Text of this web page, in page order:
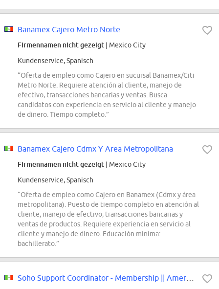
Banamex Cajero Metro Norte
Firmennamen nicht gezeigt | Mexico City
Kundenservice, Spanisch
“Oferta de empleo como Cajero en sucursal Banamex/Citi
Metro Norte. Requiere atención al cliente, manejo de
efectivo, transacciones bancarias y ventas. Busca
candidatos con experiencia en servicio al cliente y manejo
de dinero. Tiempo completo.”
Banamex Cajero Cdmx Y Area Metropolitana
Firmennamen nicht gezeigt | Mexico City
Kundenservice, Spanisch
“Oferta de empleo como Cajero en Banamex (Cdmx y área
metropolitana). Puesto de tiempo completo en atención al
cliente, manejo de efectivo, transacciones bancarias y
ventas de productos. Requiere experiencia en servicio al
cliente y manejo de dinero. Educación mínima:
bachillerato.”